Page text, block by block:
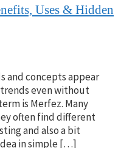
Uses & Hidden
and concepts appear
even without
is Merfez. Many
often find different
and also a bit
in simple […]